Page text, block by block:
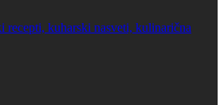
recepti, kuharski nasveti, kulinarična